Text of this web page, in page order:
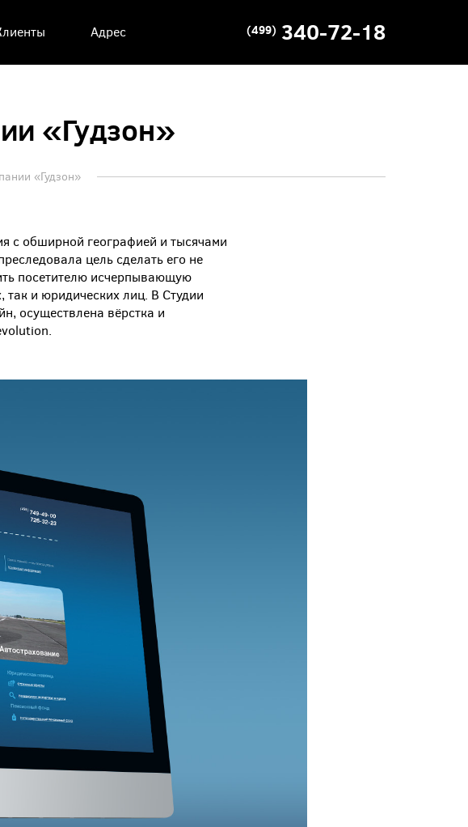
Адрес (499) 340-72-18
«Гудзон»
«Гудзон»
с обширной географией и тысячами
цель сделать его не
посетителю исчерпывающую
и юридических лиц. В Студии
осуществлена вёрстка и